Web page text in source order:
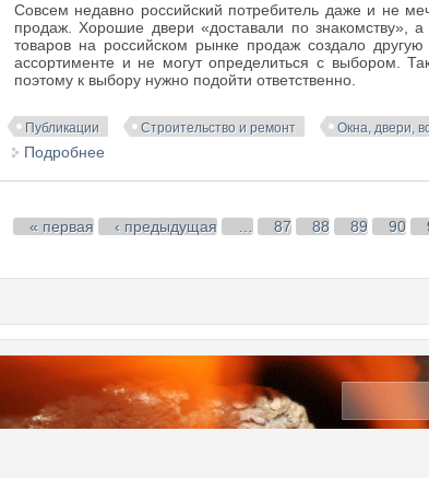
Совсем недавно российский потребитель даже и не
продаж. Хорошие двери «доставали по знакомству»,
товаров на российском рынке продаж создало
ассортименте и не могут определиться с выбором.
поэтому к выбору нужно подойти ответственно.
Публикации Строительство и ремонт Окна, двери,
Подробнее
Страницы
« первая ‹ предыдущая 87 88 89 90